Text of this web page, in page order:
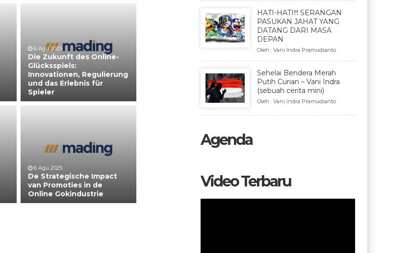
6 Agu 2025
Die Zukunft des Online-
Glücksspiels:
Innovationen, Regulierung
und das Erlebnis für
Spieler
6 Agu 2025
De Strategische Impact
van Promoties in de
Online Gokindustrie
HATI-HATI!!! SERANGAN
PASUKAN JAHAT YANG
DATANG DARI MASA
DEPAN
Oleh : Vani Indra Pramudianto
Sehelai Bendera Merah
Putih Curian – Vani Indra
(sebuah cerita mini)
Oleh : Vani Indra Pramudianto
Agenda
Video Terbaru